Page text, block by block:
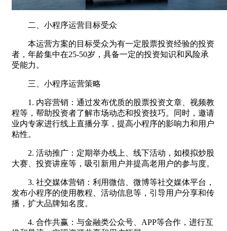
二、小程序运营目标受众
本运营方案的目标受众为有一定股票投资经验的投资
者，年龄集中在25-50岁，具备一定的投资知识和风险承
受能力。
三、小程序运营策略
1. 内容营销：通过发布优质的股票投资文章、视频教
程等，帮助投资者了解市场动态和投资技巧。同时，邀请
业内专家进行线上直播分享，提高小程序的影响力和用户
粘性。
2. 活动推广：定期举办线上、线下活动，如模拟炒股
大赛、投资讲座等，吸引新用户并提高老用户的参与度。
3. 社交媒体营销：利用微信、微博等社交媒体平台，
发布小程序的使用教程、活动信息等，引导用户分享和传
播，扩大品牌知名度。
4. 合作共赢：与金融类公众号、APP等合作，进行互